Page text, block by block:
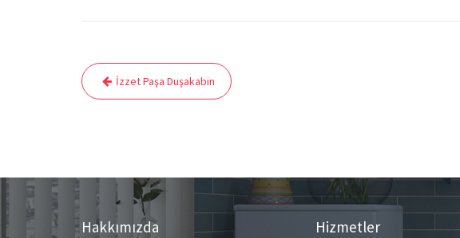
Yazı
gezinmesi
İzzet Paşa Duşakabin
Hakkımızda Hizmetler